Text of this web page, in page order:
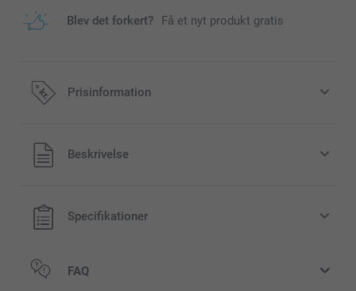
Blev det forkert? Få et nyt produkt gratis
Prisinformation
Alle priser inklusive moms og uden
forsendelsesomkostninger
Beskrivelse
Specifikationer
FAQ